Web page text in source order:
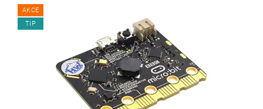
AKCE
TIP